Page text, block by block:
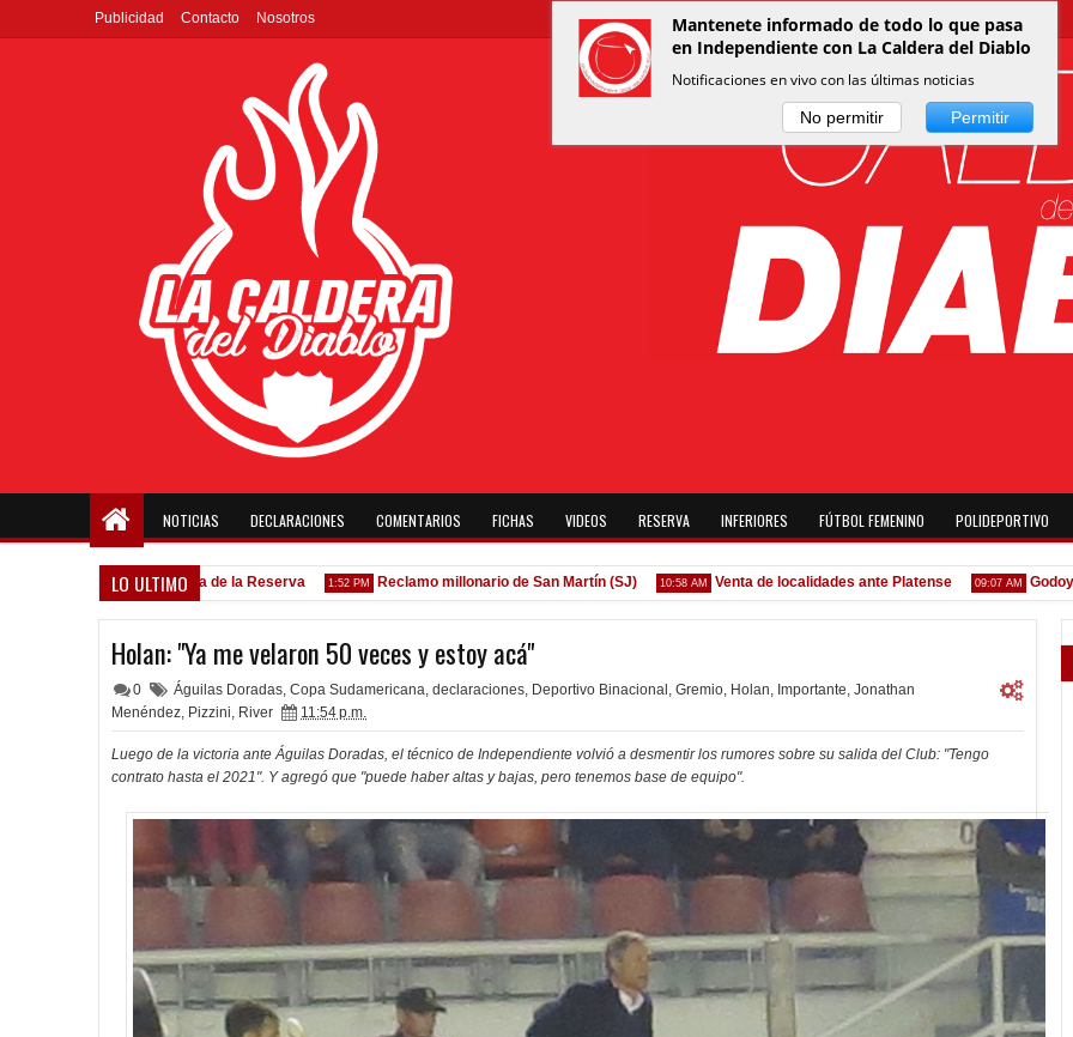
Publicidad Contacto Nosotros
NOTICIAS DECLARACIONES COMENTARIOS FICHAS VIDEOS RESERVA INFERIORES FÚTBOL FEMENINO POLIDEPORTIVO
LO ULTIMO
Goleada histórica de la Reserva 1:52 PM Reclamo millonario de San Martín (SJ) 10:58 AM Venta de localidades ante Platense 09:07 AM Godoy
Holan: "Ya me velaron 50 veces y estoy acá"
0 Águilas Doradas, Copa Sudamericana, declaraciones, Deportivo Binacional , Gremio, Holan, Importante, Jonathan
Menéndez, Pizzini, River 11:54 p.m.
Luego de la victoria ante Águilas Doradas, el técnico de Independiente volvió a desmentir los rumores sobre su salida del Club: "Tengo
contrato hasta el 2021". Y agregó que "puede haber altas y bajas, pero tenemos base de equipo".
Mantenete informado de todo lo que pasa
en Independiente con La Caldera del Diablo
Notificaciones en vivo con las últimas noticias
No permitir Permitir